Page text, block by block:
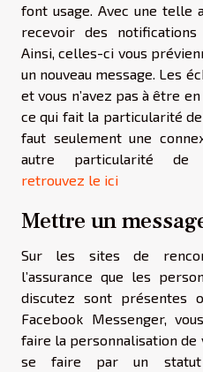
font usage. Avec une telle
recevoir des
Ainsi, celles-ci vous
un nouveau message. Les
et vous n’avez pas à être
ce qui fait la particularité
faut seulement une
autre particularité de
retrouvez le ici
Mettre un
Sur les sites de
l’assurance que les
discutez sont présentes
Facebook Messenger,
faire la personnalisation de
se faire par un